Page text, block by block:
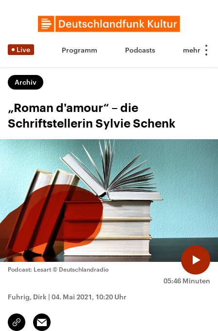
Live Programm Podcasts
Archiv
„Roman d'amour“ – die
Schriftstellerin Sylvie Schenk
05:46 Minuten
Podcast: Lesart © Deutschlandradio
Fuhrig, Dirk | 04. Mai 2021, 10:20 Uhr
Link
kopieren/teilen
Email